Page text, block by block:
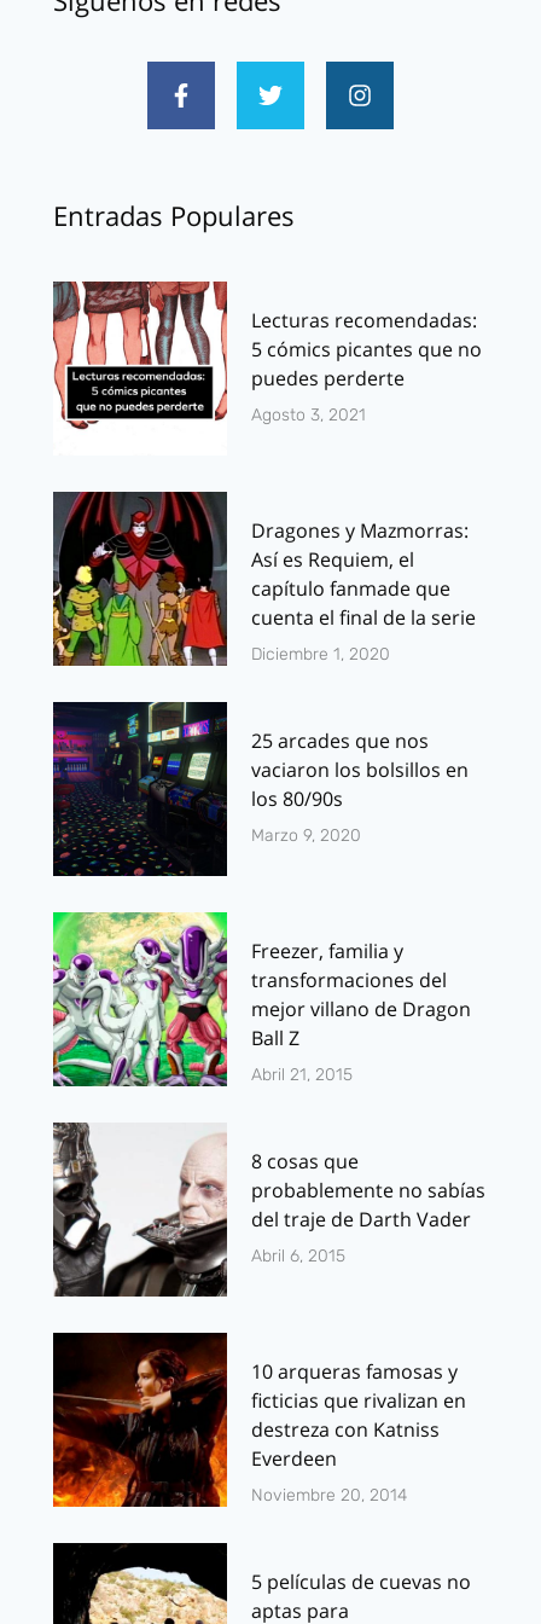
Entradas Populares
Lecturas recomendadas:
5 cómics picantes que no
puedes perderte
Agosto 3, 2021
Dragones y Mazmorras:
Así es Requiem, el
capítulo fanmade que
cuenta el final de la serie
Diciembre 1, 2020
25 arcades que nos
vaciaron los bolsillos en
los 80/90s
Marzo 9, 2020
Freezer, familia y
transformaciones del
mejor villano de Dragon
Ball Z
Abril 21, 2015
8 cosas que
probablemente no sabías
del traje de Darth Vader
Abril 6, 2015
10 arqueras famosas y
ficticias que rivalizan en
destreza con Katniss
Everdeen
Noviembre 20, 2014
5 películas de cuevas no
aptas para